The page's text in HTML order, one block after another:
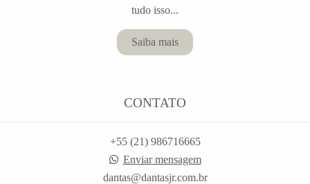
tudo isso...
Saiba mais
CONTATO
+55 (21) 986716665
Enviar mensagem
dantas@dantasjr.com.br